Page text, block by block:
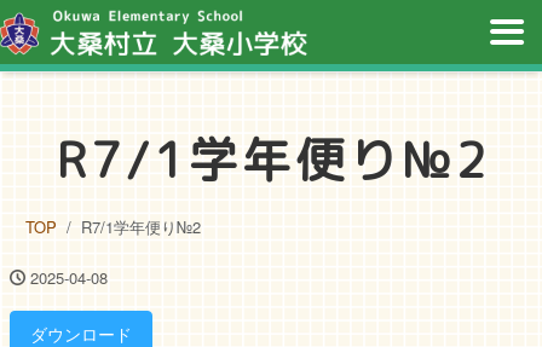
R7/1学年便り№2
TOP R7/1学年便り№2
2025-04-08
ダウンロード